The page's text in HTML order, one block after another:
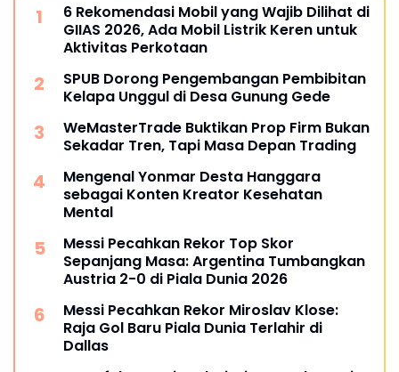
6 Rekomendasi Mobil yang Wajib Dilihat di
GIIAS 2026, Ada Mobil Listrik Keren untuk
Aktivitas Perkotaan
SPUB Dorong Pengembangan Pembibitan
Kelapa Unggul di Desa Gunung Gede
WeMasterTrade Buktikan Prop Firm Bukan
Sekadar Tren, Tapi Masa Depan Trading
Mengenal Yonmar Desta Hanggara
sebagai Konten Kreator Kesehatan
Mental
Messi Pecahkan Rekor Top Skor
Sepanjang Masa: Argentina Tumbangkan
Austria 2-0 di Piala Dunia 2026
Messi Pecahkan Rekor Miroslav Klose:
Raja Gol Baru Piala Dunia Terlahir di
Dallas